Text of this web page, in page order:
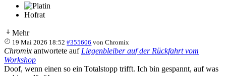
Hofrat
Mehr
19 Mai 2026 18:52 #355606 vonChromix
Chromix antwortete auf Liegenbleiber auf der Rückfahrt vom
Workshop
Doof, wenn einen so ein Totalstopp trifft. Ich bin gespannt, auf was